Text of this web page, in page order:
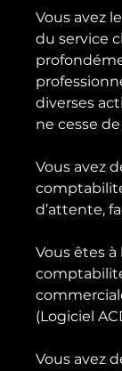
Vous avez
du service
diverses
ne cesse
Vous avez
d’attente,
Vous êtes à
(Logiciel
Vous avez